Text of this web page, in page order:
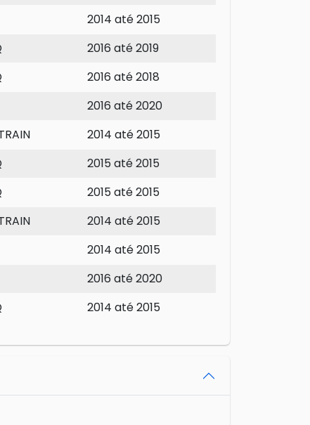
2014 até 2015
2016 até 2019
2016 até 2018
2016 até 2020
2014 até 2015
2015 até 2015
2015 até 2015
2014 até 2015
2014 até 2015
2016 até 2020
2014 até 2015